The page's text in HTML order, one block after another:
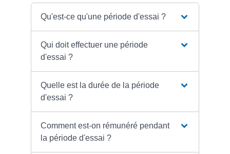
Qu'est-ce qu'une période d'essai ?
Qui doit effectuer une période
d'essai ?
Quelle est la durée de la période
d'essai ?
Comment est-on rémunéré pendant
la période d'essai ?